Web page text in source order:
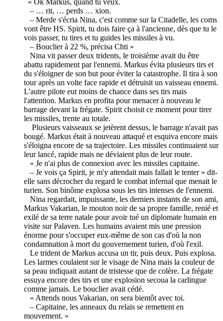
« Ok Markus, quand tu veux.
– … rit, … perds … xion.
– Merde s'écria Nina, c'est comme sur la Citadelle, les coms
vont être HS. Spirit, tu dois faire ça à l'ancienne, dès que tu le
vois passer, tu tires et tu guides les missiles à vu.
– Bouclier à 22 %, précisa Chti »
Nina vit passer deux tridents, le troisième avait du être
abattu rapidement par l'ennemi. Markus évita plusieurs tirs et
du s'éloigner de son but pour éviter la catastrophe. Il tira à son
tour après un volte face rapide et détruisit un vaisseau ennemi.
L'autre pilote eut moins de chance dans ses tirs mais
l'attention. Markus en profita pour menacer à nouveau le
barrage devant la frégate. Spirit choisit ce moment pour tirer
les missiles, trente au totale.
Plusieurs vaisseaux se jetèrent dessus, le barrage n'avait pas
bougé. Markus était à nouveau attaqué et esquiva encore mais
s'éloigna encore de sa trajectoire. Les missiles continuaient sur
leur lancé, rapide mais ne déviaient plus de leur route.
« Je n'ai plus de connexion avec les missiles capitaine.
– Je vois ça Spirit, je m'y attendait mais fallait le tenter » dit-
elle sans décrocher du regard le combat infernal que menait le
turien. Son binôme explosa sous les tirs intenses de l'ennemi.
Nina regardait, impuissante, les derniers instants de son ami,
Markus Vakarian, le mouton noir de sa propre famille, renié et
exilé de sa terre natale pour avoir tué un diplomate humain en
visite sur Palaven. Les humains avaient mis une pression
énorme pour s'occuper eux-même de son cas d'où la non
condamnation à mort du gouvernement turien, d'où l'exil.
Le trident de Markus accusa un tir, puis deux. Puis explosa.
Les larmes coulaient sur le visage de Nina mais la couleur de
sa peau indiquait autant de tristesse que de colère. La frégate
essuya encore des tirs et une explosion secoua la carlingue
comme jamais. Le bouclier avait cédé.
« Attends nous Vakarian, on sera bientôt avec toi.
– Capitaine, les anneaux du relais se remettent en
mouvement. »